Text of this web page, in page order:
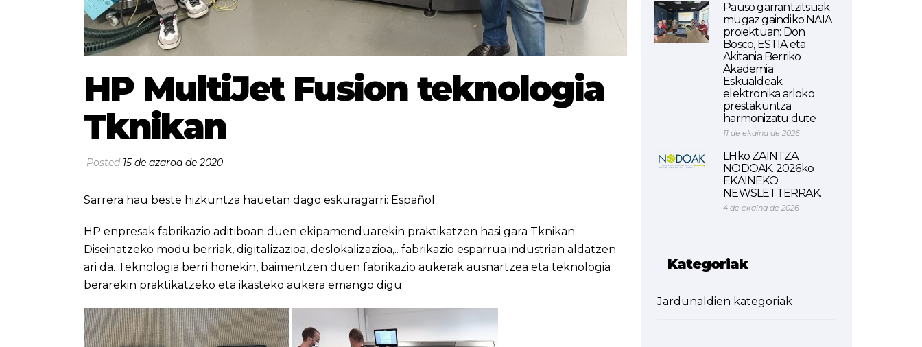
HP MultiJet Fusion teknologia
Tknikan
Posted 15 de azaroa de 2020
Sarrera hau beste hizkuntza hauetan dago eskuragarri: Español
HP enpresak fabrikazio aditiboan duen ekipamenduarekin praktikatzen hasi gara Tknikan.
Diseinatzeko modu berriak, digitalizazioa, deslokalizazioa,.. fabrikazio esparrua industrian aldatzen
ari da. Teknologia berri honekin, baimentzen duen fabrikazio aukerak ausnartzea eta teknologia
berarekin praktikatzeko eta ikasteko aukera emango digu.
Pauso garrantzitsuak
mugaz gaindiko NAIA
proiektuan: Don
Bosco, ESTIA eta
Akitania Berriko
Akademia
Eskualdeak
elektronika arloko
prestakuntza
harmonizatu dute
11 de ekaina de 2026
LHko ZAINTZA
NODOAK. 2026ko
EKAINEKO
NEWSLETTERRAK.
4 de ekaina de 2026
Kategoriak
Jardunaldien kategoriak